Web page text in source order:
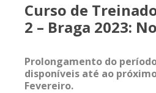
Curso de
2 – Braga 2023:
Prolongamento do
disponíveis até ao
Fevereiro.